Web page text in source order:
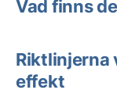
Vad finns
Riktlinjerna
effekt